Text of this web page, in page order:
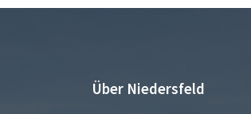
Über Niedersfeld